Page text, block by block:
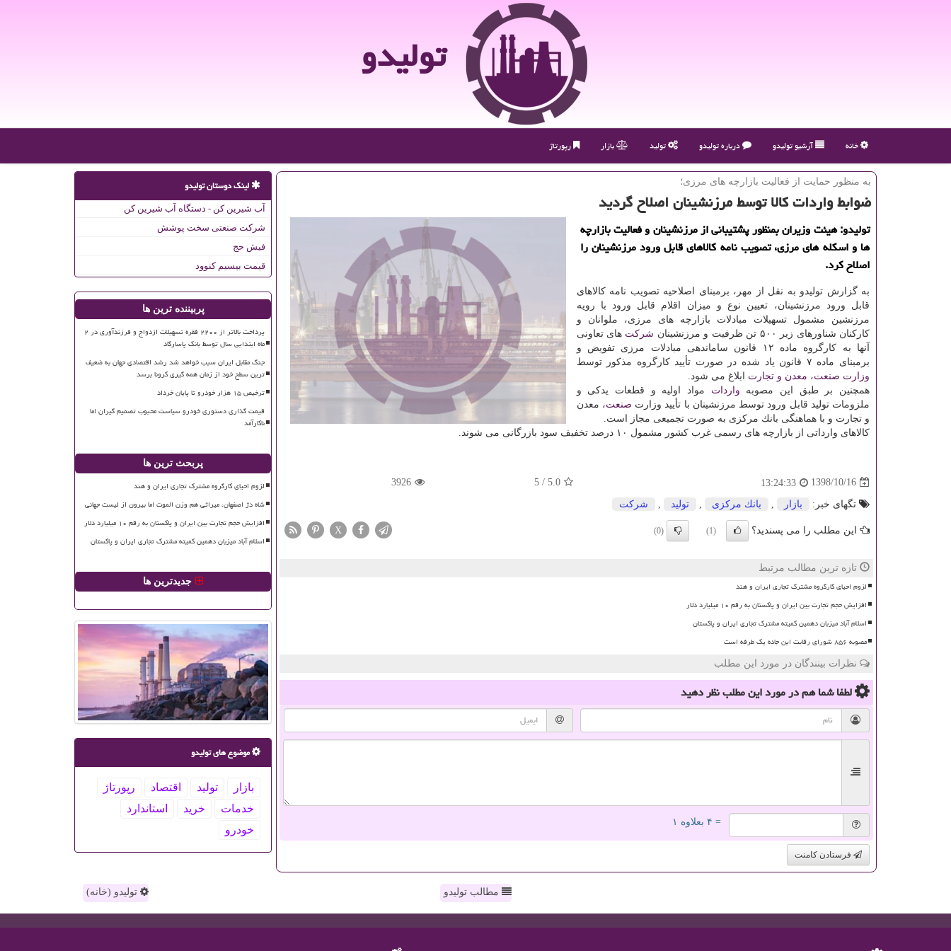
تولیدو
خانه آرشیو تولیدو درباره تولیدو تولید بازار رپورتاژ
به منظور حمایت از فعالیت بازارچه های مرزی؛
ضوابط واردات كالا توسط مرزنشینان اصلاح گردید
تولیدو: هیئت وزیران بمنظور پشتیبانی از مرزنشینان و فعالیت بازارچه
ها و اسكله های مرزی، تصویب نامه كالاهای قابل ورود مرزنشینان را
اصلاح كرد.
به گزارش تولیدو به نقل از مهر، برمبنای اصلاحیه تصویب نامه كالاهای
قابل ورود مرزنشینان، تعیین نوع و میزان اقلام قابل ورود با رویه
مرزنشین مشمول تسهیلات مبادلات بازارچه های مرزی، ملوانان و
كاركنان شناورهای زیر ۵۰۰ تن ظرفیت و مرزنشینان
شركت های تعاونی
آنها به كارگروه ماده ۱۲ قانون ساماندهی مبادلات مرزی تفویض و
برمبنای ماده ۷ قانون یاد شده در صورت تأیید كارگروه مذكور توسط
وزارت صنعت، معدن و تجارت ابلاغ می شود.
همچنین بر طبق این مصوبه واردات مواد اولیه و قطعات یدكی و
ملزومات تولید قابل ورود توسط مرزنشینان با تأیید وزارت صنعت، معدن
و تجارت و با هماهنگی بانك مركزی به صورت تجمیعی مجاز است.
كالاهای وارداتی از بازارچه های رسمی غرب كشور مشمول ۱۰ درصد تخفیف سود بازرگانی می شوند.
1398/10/16
13:24:33
5.0
/
5
3926
تگهای خبر: بازار بانك مركزی تولید شركت
این مطلب را می پسندید؟ (1)
(0)
X
تازه ترین مطالب مرتبط
لزوم احیای کارگروه مشترک تجاری ایران و هند
افزایش حجم تجارت بین ایران و پاکستان به رقم ۱۰ میلیارد دلار
اسلام آباد میزبان دهمین کمیته مشترک تجاری ایران و پاکستان
مصوبه ۸۵۶ شورای رقابت این جاده یک طرفه است
نظرات بینندگان در مورد این مطلب
لطفا شما همدر مورد این مطلبنظر دهید
= ۴ بعلاوه ۱
فرستادن کامنت
لینک دوستان تولیدو
آب شیرین کن - دستگاه آب شیرین کن
شرکت صنعتی سخت پوشش
فیش حج
قیمت بیسیم کنوود
پربیننده ترین ها
پرداخت بالاتر از ۲۲۰۰ فقره تسهیلات ازدواج و فرزندآوری در ۲
ماه ابتدایی سال توسط بانک پاسارگاد
جنگ مقابل ایران سبب خواهد شد رشد اقتصادی جهان به ضعیف
ترین سطح خود از زمان همه گیری کرونا برسد
ترخیص ۱۵ هزار خودرو تا پایان خرداد
قیمت گذاری دستوری خودرو سیاست محبوب تصمیم گیران اما
ناکارآمد
پربحث ترین ها
لزوم احیای کارگروه مشترک تجاری ایران و هند
شاه دژ اصفهان، میراثی هم وزن الموت اما بیرون از لیست جهانی
افزایش حجم تجارت بین ایران و پاکستان به رقم ۱۰ میلیارد دلار
اسلام آباد میزبان دهمین کمیته مشترک تجاری ایران و پاکستان
جدیدترین ها
موضوع های تولیدو
بازار تولید اقتصاد
رپورتاژ
خدمات
خرید
استاندارد
خودرو
مطالب تولیدو تولیدو (خانه)